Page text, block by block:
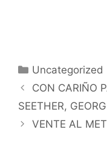
Categorías
Uncategorized
CON CARIÑO
SEETHER,
VENTE AL